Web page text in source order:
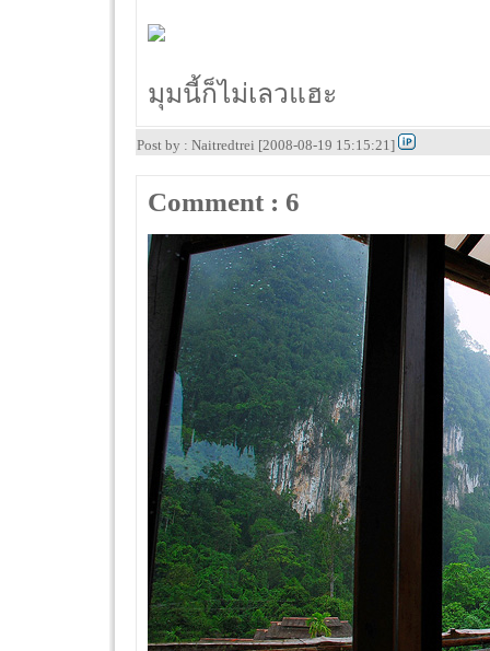
มุมนี้ก็ไม่เลวแฮะ
Post by : Naitredtrei [2008-08-19 15:15:21]
Comment : 6